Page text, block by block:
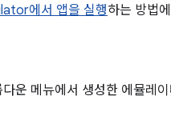
에서 앱을 실행하는 방법
운 메뉴에서 생성한 에뮬레